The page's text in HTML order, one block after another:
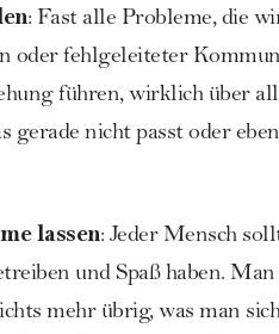
: Fast alle Probleme, die
oder fehlgeleiteter
führen, wirklich über
gerade nicht passt oder
lassen: Jeder Mensch
und Spaß haben.
mehr übrig, was man